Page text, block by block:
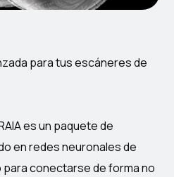
para tus escáneres de
es un paquete de
en redes neuronales de
conectarse de forma no